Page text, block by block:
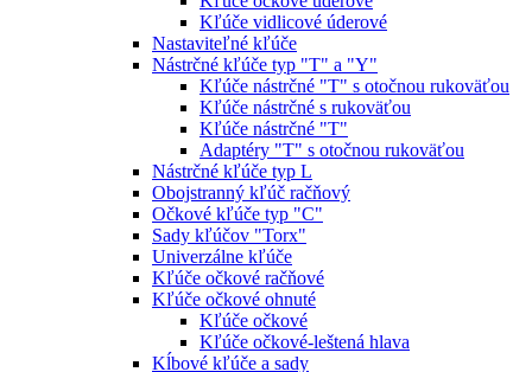
Kľúče vidlicové úderové
Nastaviteľné kľúče
Nástrčné kľúče typ "T" a "Y"
Kľúče nástrčné "T" s otočnou rukoväťou
Kľúče nástrčné s rukoväťou
Kľúče nástrčné "T"
Adaptéry "T" s otočnou rukoväťou
Nástrčné kľúče typ L
Obojstranný kľúč račňový
Očkové kľúče typ "C"
Sady kľúčov "Torx"
Univerzálne kľúče
Kľúče očkové račňové
Kľúče očkové ohnuté
Kľúče očkové
Kľúče očkové-leštená hlava
Kĺbové kľúče a sady